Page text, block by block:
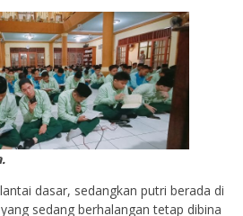
dasar, sedangkan putri berada di
sedang berhalangan tetap dibina